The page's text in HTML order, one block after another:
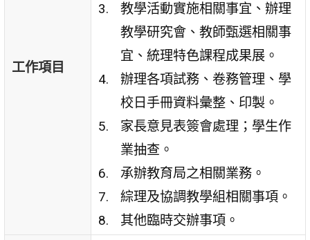
工作項目
教學活動實施相關事宜、辦理
教學研究會、教師甄選相關事
宜、統理特色課程成果展。
辦理各項試務、卷務管理、學
校日手冊資料彙整、印製。
家長意見表簽會處理；學生作
業抽查。
承辦教育局之相關業務。
綜理及協調教學組相關事項。
其他臨時交辦事項。